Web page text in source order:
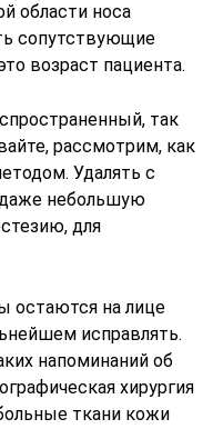
области носа
сопутствующие
возраст пациента.
так
рассмотрим, как
Удалять с
небольшую
для
остаются на лице
исправлять.
напоминаний об
хирургия
ткани кожи